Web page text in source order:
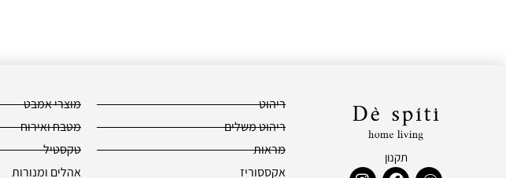
תקנון
W
F
I
ריהוט
ריהוט משלים
מראות
אקססוריז
מוצרי אמבט
מטבח ואירוח
טקסטיל
אהלים ומנורות